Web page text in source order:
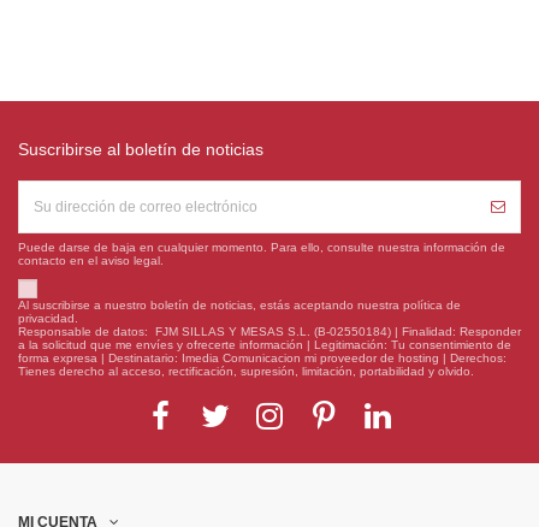
Suscribirse al boletín de noticias
Puede darse de baja en cualquier momento. Para ello, consulte nuestra información de
contacto en el aviso legal.
Al suscribirse a nuestro boletín de noticias, estás aceptando nuestra política de
privacidad.
Responsable de datos: FJM SILLAS Y MESAS S.L. (B-02550184) | Finalidad: Responder
a la solicitud que me envíes y ofrecerte información | Legitimación: Tu consentimiento de
forma expresa | Destinatario: Imedia Comunicacion mi proveedor de hosting | Derechos:
Tienes derecho al acceso, rectificación, supresión, limitación, portabilidad y olvido.
MI CUENTA